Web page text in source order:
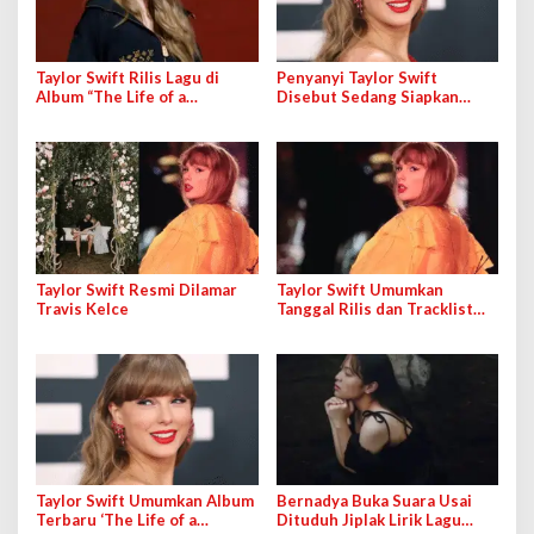
Taylor Swift Rilis Lagu di
Album “The Life of a
Michael
Penyanyi Taylor Swift
Disebut Sedang Siapkan
Taylor Swift Resmi Dilamar
Travis Kelce
Taylor Swift Umumkan
Tanggal Rilis dan Tracklist
Taylor Swift Umumkan Album
Terbaru ‘The Life of a
Bernadya Buka Suara Usai
Dituduh Jiplak Lirik Lagu